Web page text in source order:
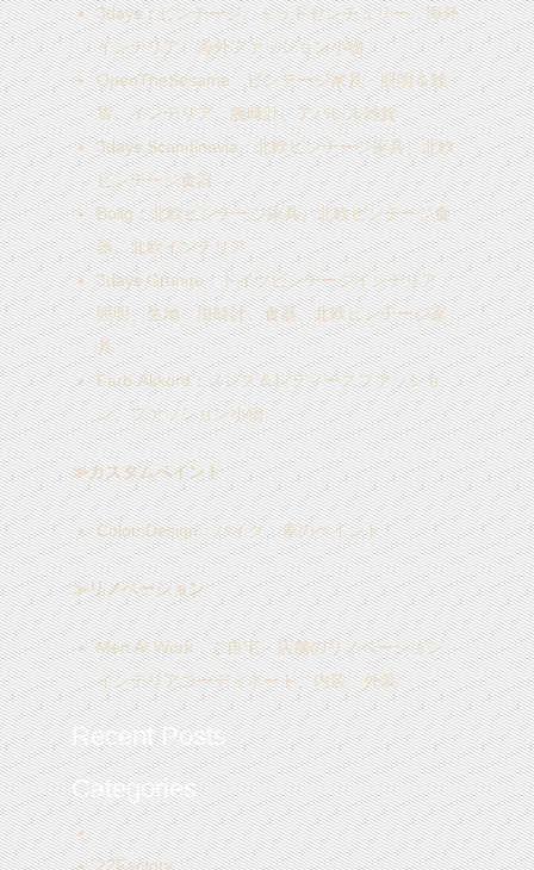
3days：ビンテージ、ミッドセンチュリー、海外
インテリア、海外ファッション小物
OpenTheSesame：ビンテージ家具・照明＆雑
貨、インテリア、腕時計、アパレル雑貨
3days Scandinavia：北欧ビンテージ家具、北欧
ビンテージ食器
Bolig：北欧ビンテージ家具、北欧ビンテージ食
器、北欧インテリア
3days Grunge：ドイツビンテージインテリア、
照明、生地、掛時計、食器、北欧ビンテージ家
具
Farb-Akkord：メンズ＆レディースファッショ
ン、ファッション小物
≫カスタムペイント
ColorsDesign：バイク、車のペイント
≫リノベーション
Men At Work：ご自宅・店舗のリノベーション、
インテリアコーディネート、内装、外装
Recent Posts
Categories
..
22Factory